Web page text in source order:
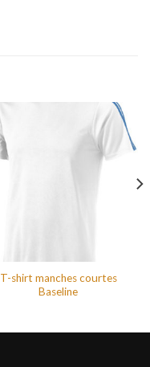
T-shirt manches courtes
Baseline